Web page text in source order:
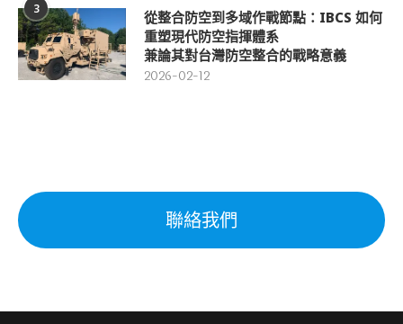
3
從整合防空到多域作戰節點：IBCS 如何
重塑現代防空指揮體系
兼論其對台灣防空整合的戰略意義
2026-02-12
聯絡我們